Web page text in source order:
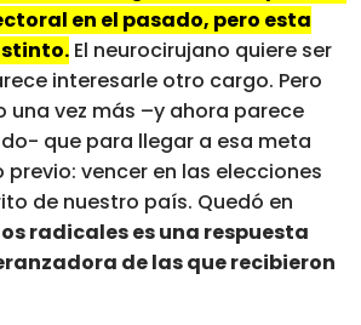
en el pasado, pero esta
El neurocirujano quiere ser
interesarle otro cargo. Pero
una vez más –y ahora parece
que para llegar a esa meta
vencer en las elecciones
de nuestro país. Quedó en
radicales es una respuesta
de las que recibieron